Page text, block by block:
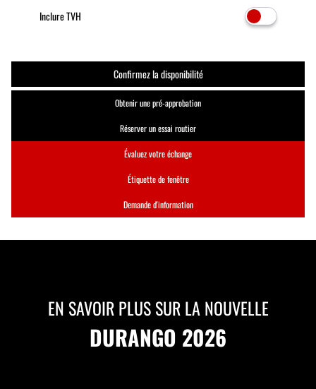
Obtenir une pré-approbation
Réserver un essai routier
Évaluez votre échange
Étiquette de fenêtre
Demande d'information
Inclure TVH
Confirmez la disponibilité
EN SAVOIR PLUS SUR LA NOUVELLE
DURANGO 2026